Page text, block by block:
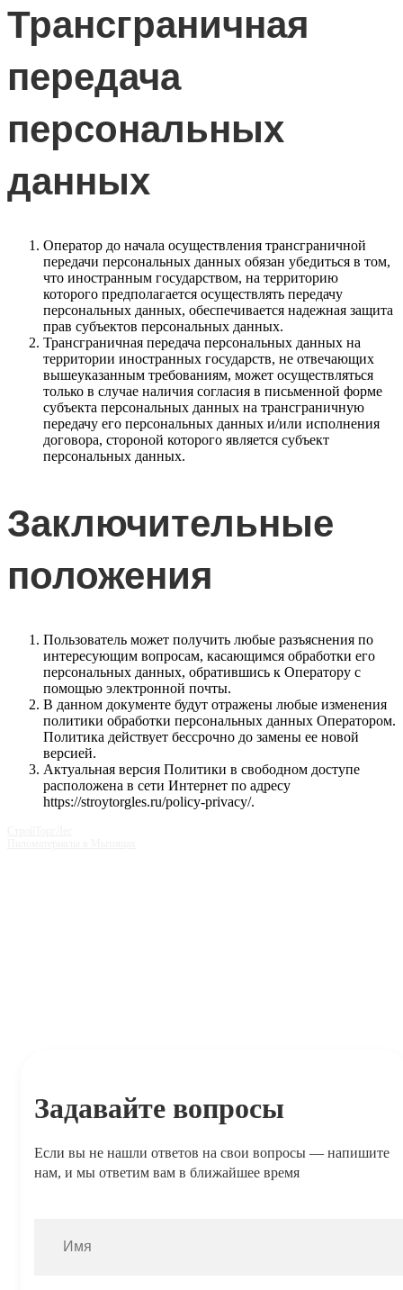
Трансграничная
передача
персональных
данных
Оператор до начала осуществления трансграничной
передачи персональных данных обязан убедиться в том,
что иностранным государством, на территорию
которого предполагается осуществлять передачу
персональных данных, обеспечивается надежная защита
прав субъектов персональных данных.
Трансграничная передача персональных данных на
территории иностранных государств, не отвечающих
вышеуказанным требованиям, может осуществляться
только в случае наличия согласия в письменной форме
субъекта персональных данных на трансграничную
передачу его персональных данных и/или исполнения
договора, стороной которого является субъект
персональных данных.
Заключительные
положения
Пользователь может получить любые разъяснения по
интересующим вопросам, касающимся обработки его
персональных данных, обратившись к Оператору с
помощью электронной почты.
В данном документе будут отражены любые изменения
политики обработки персональных данных Оператором.
Политика действует бессрочно до замены ее новой
версией.
Актуальная версия Политики в свободном доступе
расположена в сети Интернет по адресу
https://stroytorgles.ru/policy-privacy/.
Задавайте вопросы
Если вы не нашли ответов на свои вопросы — напишите
нам, и мы ответим вам в ближайшее время